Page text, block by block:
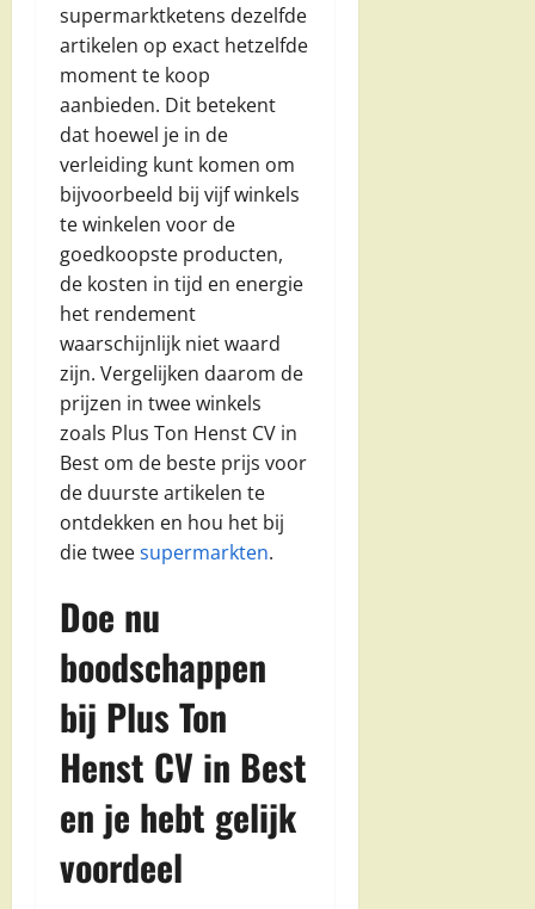
supermarktketens dezelfde
artikelen op exact hetzelfde
moment te koop
aanbieden. Dit betekent
dat hoewel je in de
verleiding kunt komen om
bijvoorbeeld bij vijf winkels
te winkelen voor de
goedkoopste producten,
de kosten in tijd en energie
het rendement
waarschijnlijk niet waard
zijn. Vergelijken daarom de
prijzen in twee winkels
zoals Plus Ton Henst CV in
Best om de beste prijs voor
de duurste artikelen te
ontdekken en hou het bij
die tweesupermarkten.
Doe nu
boodschappen
bij Plus Ton
Henst CV in Best
en je hebt gelijk
voordeel